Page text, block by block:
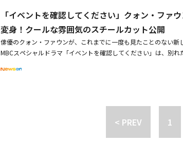
付き／封入特典：リーフレット（4P）特典映像：特番「マウス
第10話までの事件を振り返りながら、出演者インタビューや撮影
たスペシャル番組／スペシャルメイキングPART1（DISC5）
GNBF-5659／20,900円（税抜19,000円）／第12話～第20話、ス
リーフレット（4P）特典映像：スペシャルメイキングPART2（
※商品デザイン／組枚数／仕様は変更になる可能性がございます
の男が目を覚ます。男は生前の記憶を何ひとつ思い出せず、自分
気づいて絶望するが、やがて人間と共生するための過酷なトレー
猛特訓の甲斐あって、人間らしい歩き方や話し方を取り戻したゾ
ヨンという男の死に際に立ち会った彼は山を下り、ムヨンになり
人を追っている。ある日、ソンジは子どもたちと一緒にいたムヨ
偵」公式HP：https://www.welovek.jp/zombie/
行イベントに参加することから繰り広げられる感性的なトリップ
本公募展で当選した作品で、カップル旅行イベントをドラマの題
組み合わせをこれまでのロマンスとは異なる方法でアプローチす
う好評を得た。新しい出会いとときめきから始めるロマンスでは
で、すでに別れている、または決別の危機を迎えているカップル
経験していそうな恋愛と別れに対して率直で淡々と描く方式は、
海、白い蕎麦畑などを背景に、多彩なカラーを活用して、済州島
「イベントを確認してください」クォン・ファ
変身！クールな雰囲気のスチールカット公開
俳優のクォン・ファウンが、これまでに一度も見たことのない新
MBCスペシャルドラマ「イベントを確認してください」は、別
中、インディーズバンドのリーダーでボーカルに変身したクォ
味深く展開されるストーリーの中で、誰でも一度は経験していそ
ベントに当選したカップルたちの旅行が繰り広げられるだけに、
収められるとみられ、見どころ満載の多彩な視聴ポイントが初放
< PREV 1